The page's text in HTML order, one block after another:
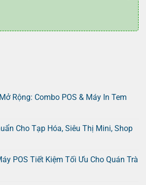
Rộng: Combo POS & Máy In Tem
Cho Tạp Hóa, Siêu Thị Mini, Shop
POS Tiết Kiệm Tối Ưu Cho Quán Trà